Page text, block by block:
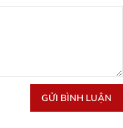
GỬI BÌNH LUẬN